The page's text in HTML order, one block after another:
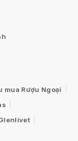
mua Rượu Ngoại